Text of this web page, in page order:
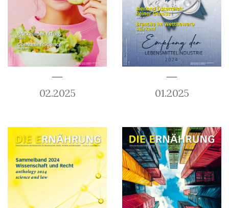
02.2025 01.2025